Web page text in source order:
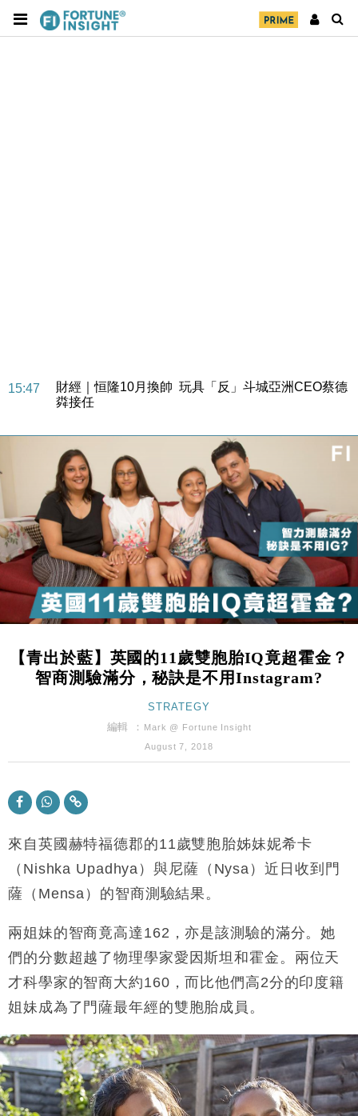
15:47
財經｜恒隆10月換帥 玩具「反」斗城亞洲CEO蔡德
粦接任
財經｜內地7月美元計價出口增近24%勝預期 貿易順
差達1125億美元
12:44
財經｜日本春季三度入市撐日圓 4月單日斥6.28萬億
日圓干預創新高
11:12
國際｜特朗普料美伊戰事快結束 承認部分彈藥庫存緊
張
15:59
財經｜SA售股自救後再出手 斥4億美元押注未上市公
司
11:30
財經｜精星香港夥菜鳥拓全球智慧倉儲市場 加快海外
14:50
地產｜大酒店中期轉賺2300萬元 斥21億翻新香港及
東京半島
國際｜特朗普赴洛杉磯高球場活動前 男子攜槍彈被捕
財經｜日經失守6.5萬點後回穩 全周仍升近2%
15:47
粦接任
13:44
財經｜內地7月美元計價出口增近24%勝預期 貿易順
11:12
張
15:59
財經｜SA售股自救後再出手 斥4億美元押注未上市公
司
市場落地
14:50
地產｜大酒店中期轉賺2300萬元 斥21億翻新香港及
東京半島
13:12
國際｜特朗普赴洛杉磯高球場活動前 男子攜槍彈被捕
【青出於藍】英國的11歲雙胞胎IQ竟超霍金？
智商測驗滿分，秘訣是不用Instagram?
STRATEGY
編輯 ：
Mark @ Fortune Insight
August 7, 2018
來自英國赫特福德郡的11歲雙胞胎姊妹妮希卡
（Nishka Upadhya）與尼薩（Nysa）近日收到門
薩（Mensa）的智商測驗結果。
兩姐妹的智商竟高達162，亦是該測驗的滿分。她
們的分數超越了物理學家愛因斯坦和霍金。兩位天
才科學家的智商大約160，而比他們高2分的印度籍
姐妹成為了門薩最年經的雙胞胎成員。